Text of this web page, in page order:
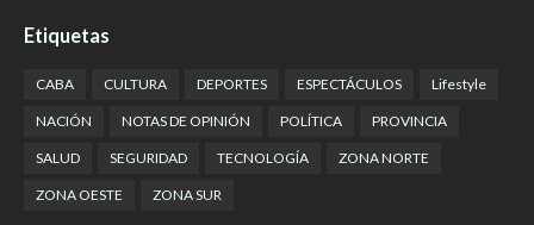
Etiquetas
CABA CULTURA DEPORTES ESPECTÁCULOS Lifestyle
NACIÓN NOTAS DE OPINIÓN POLÍTICA PROVINCIA
SALUD SEGURIDAD TECNOLOGÍA ZONA NORTE
ZONA OESTE ZONA SUR